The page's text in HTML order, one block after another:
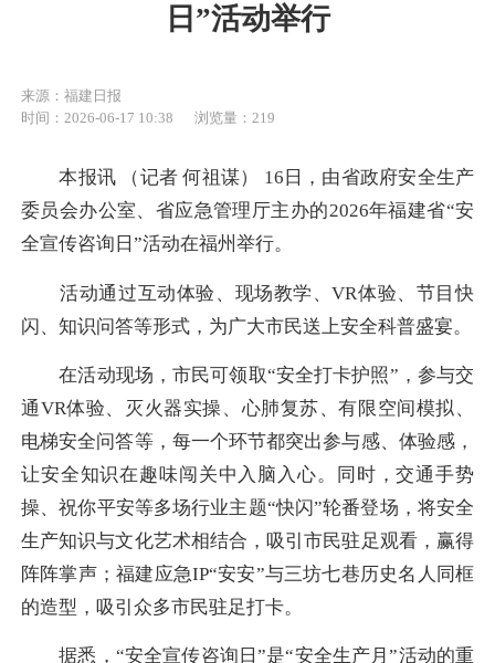
日”活动举行
来源：福建日报
时间：2026-06-17 10:38
浏览量：219
本报讯 （记者 何祖谋） 16日，由省政府安全生产
委员会办公室、省应急管理厅主办的2026年福建省“安
全宣传咨询日”活动在福州举行。
活动通过互动体验、现场教学、VR体验、节目快
闪、知识问答等形式，为广大市民送上安全科普盛宴。
在活动现场，市民可领取“安全打卡护照”，参与交
通VR体验、灭火器实操、心肺复苏、有限空间模拟、
电梯安全问答等，每一个环节都突出参与感、体验感，
让安全知识在趣味闯关中入脑入心。同时，交通手势
操、祝你平安等多场行业主题“快闪”轮番登场，将安全
生产知识与文化艺术相结合，吸引市民驻足观看，赢得
阵阵掌声；福建应急IP“安安”与三坊七巷历史名人同框
的造型，吸引众多市民驻足打卡。
据悉，“安全宣传咨询日”是“安全生产月”活动的重